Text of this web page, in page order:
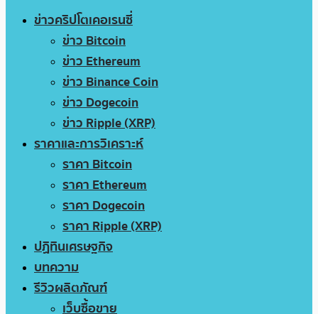
ข่าวคริปโตเคอเรนซี่
ข่าว Bitcoin
ข่าว Ethereum
ข่าว Binance Coin
ข่าว Dogecoin
ข่าว Ripple (XRP)
ราคาและการวิเคราะห์
ราคา Bitcoin
ราคา Ethereum
ราคา Dogecoin
ราคา Ripple (XRP)
ปฏิทินเศรษฐกิจ
บทความ
รีวิวผลิตภัณฑ์
เว็บซื้อขาย